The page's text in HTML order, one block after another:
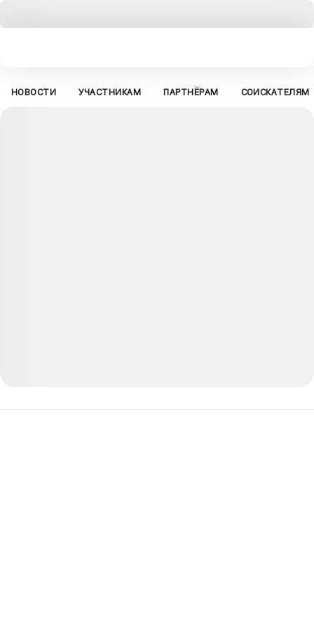
НОВОСТИ УЧАСТНИКАМ ПАРТНЁРАМ СОИСКАТЕЛЯМ